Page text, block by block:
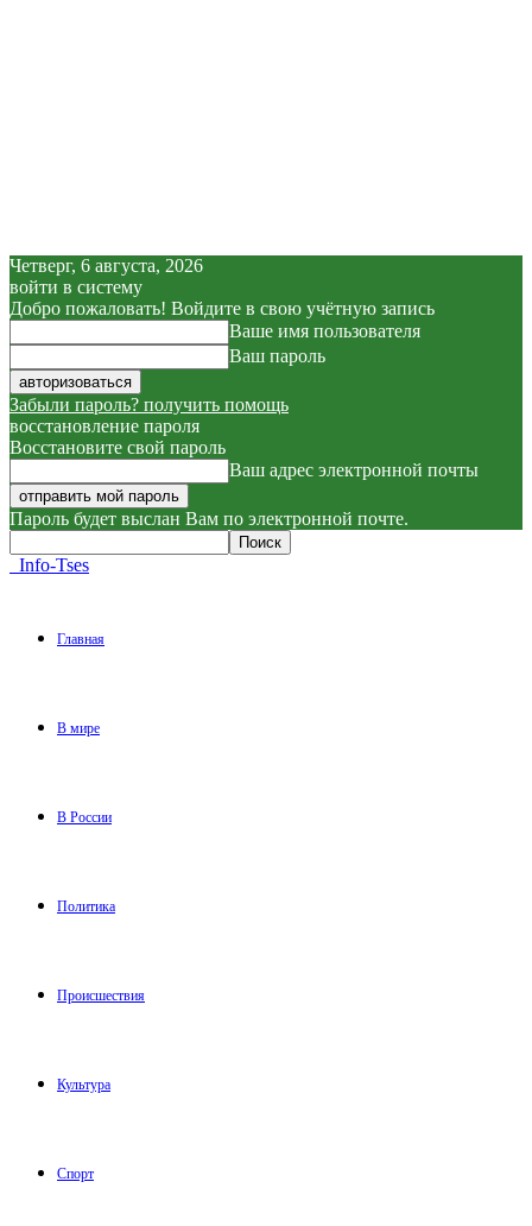
Четверг, 6 августа, 2026
войти в систему
Добро пожаловать! Войдите в свою учётную запись
Ваше имя пользователя
Ваш пароль
Забыли пароль? получить помощь
восстановление пароля
Восстановите свой пароль
Ваш адрес электронной почты
Пароль будет выслан Вам по электронной почте.
Info-Tses
Главная
В мире
В России
Политика
Происшествия
Культура
Спорт